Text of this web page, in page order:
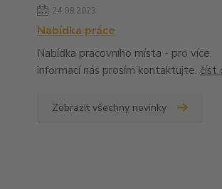
24.08.2023
Nabídka práce
Nabídka pracovního místa - pro více
informací nás prosím kontaktujte. číst
Zobrazit všechny novinky